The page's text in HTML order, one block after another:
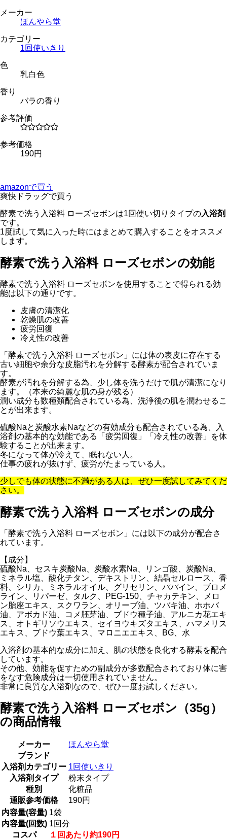
メーカー
ほんやら堂
カテゴリー
1回使いきり
色
乳白色
香り
バラの香り
参考評価
参考価格
190円
amazonで買う
爽快ドラッグで買う
酵素で洗う入浴料 ローズセボンは1回使い切りタイプの入浴剤
です。
1度試して気に入った時にはまとめて購入することをオススメ
します。
酵素で洗う入浴料 ローズセボンの効能
酵素で洗う入浴料 ローズセボンを使用することで得られる効
能は以下の通りです。
皮膚の清潔化
乾燥肌の改善
疲労回復
冷え性の改善
「酵素で洗う入浴料 ローズセボン」には体の表皮に存在する
古い細胞や余分な皮脂汚れを分解する酵素が配合されていま
す。
酵素が汚れを分解する為、少し体を洗うだけで肌が清潔になり
ます。（本来の綺麗な肌の身が残る）
潤い成分も数種類配合されている為、洗浄後の肌を潤わせるこ
とが出来ます。
硫酸Naと炭酸水素Naなどの有効成分も配合されている為、入
浴剤の基本的な効能である「疲労回復」「冷え性の改善」を体
験することが出来ます。
冬になって体が冷えて、眠れない人。
仕事の疲れが抜けず、疲労がたまっている人。
少しでも体の状態に不満がある人は、ぜひ一度試してみてくだ
さい。
酵素で洗う入浴料 ローズセボンの成分
「酵素で洗う入浴料 ローズセボン」には以下の成分が配合さ
れています。
【成分】
硫酸Na、セスキ炭酸Na、炭酸水素Na、リンゴ酸、炭酸Na、
ミネラル塩、酸化チタン、デキストリン、結晶セルロース、香
料、シリカ、ミネラルオイル、グリセリン、パパイン、ブロメ
ライン、リパーゼ、タルク、PEG-150、チャカテキン、メロ
ン胎座エキス、スクワラン、オリーブ油、ツバキ油、ホホバ
油、アボカド油、コメ胚芽油、ブドウ種子油、アルニカ花エキ
ス、オトギリソウエキス、セイヨウキズタエキス、ハマメリス
エキス、ブドウ葉エキス、マロニエエキス、BG、水
入浴剤の基本的な成分に加え、肌の状態を良化する酵素を配合
しています。
その他、効能を促すための副成分が多数配合されており体に害
をなす危険成分は一切使用されていません。
非常に良質な入浴剤なので、ぜひ一度お試しください。
酵素で洗う入浴料 ローズセボン（35g）
の商品情報
メーカー
ほんやら堂
ブランド
入浴剤カテゴリー 1回使いきり
入浴剤タイプ
粉末タイプ
種別
化粧品
通販参考価格
190円
内容量(容量) 1袋
内容量(回数) 1回分
コスパ
１回あたり約190円